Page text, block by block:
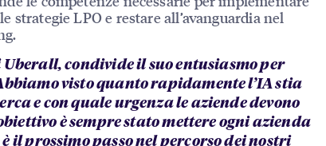
strategie LPO e restare all’avanguardia nel
Uberall, condivide il suo entusiasmo per
visto quanto rapidamente l’IA stia
e con quale urgenza le aziende devono
è sempre stato mettere ogni azienda
il prossimo passo nel percorso dei nostri